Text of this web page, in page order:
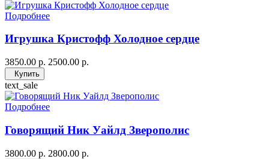
Подробнее
Игрушка Кристофф Холодное сердце
3850.00 р. 2500.00 р.
Купить
text_sale
Подробнее
Говорящий Ник Уайлд Зверополис
3800.00 р. 2800.00 р.